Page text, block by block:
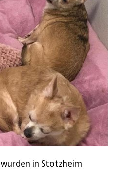
in Stotzheim